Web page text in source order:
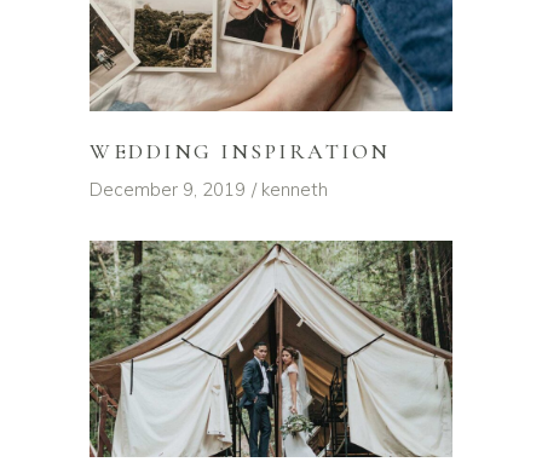
WEDDING INSPIRATION
December 9, 2019 kenneth